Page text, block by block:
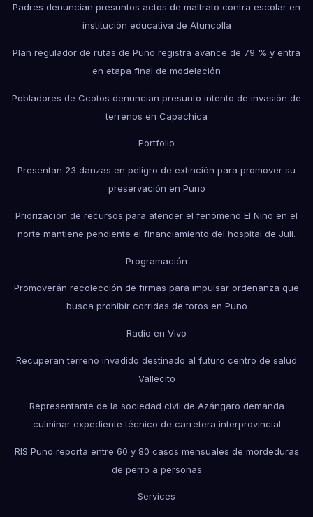
Padres denuncian presuntos actos de maltrato contra escolar en
institución educativa de Atuncolla
Plan regulador de rutas de Puno registra avance de 79 % y entra
en etapa final de modelación
Pobladores de Ccotos denuncian presunto intento de invasión de
terrenos en Capachica
Portfolio
Presentan 23 danzas en peligro de extinción para promover su
preservación en Puno
Priorización de recursos para atender el fenómeno El Niño en el
norte mantiene pendiente el financiamiento del hospital de Juli.
Programación
Promoverán recolección de firmas para impulsar ordenanza que
busca prohibir corridas de toros en Puno
Radio en Vivo
Recuperan terreno invadido destinado al futuro centro de salud
Vallecito
Representante de la sociedad civil de Azángaro demanda
culminar expediente técnico de carretera interprovincial
RIS Puno reporta entre 60 y 80 casos mensuales de mordeduras
de perro a personas
Services